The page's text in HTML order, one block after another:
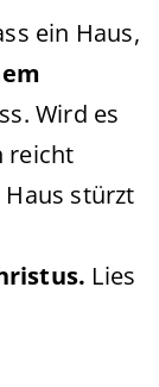
ein Haus,
Wird es
reicht
stürzt
Lies